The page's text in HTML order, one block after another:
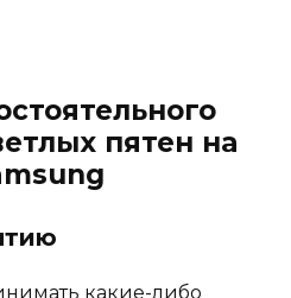
пятен на
какие-либо